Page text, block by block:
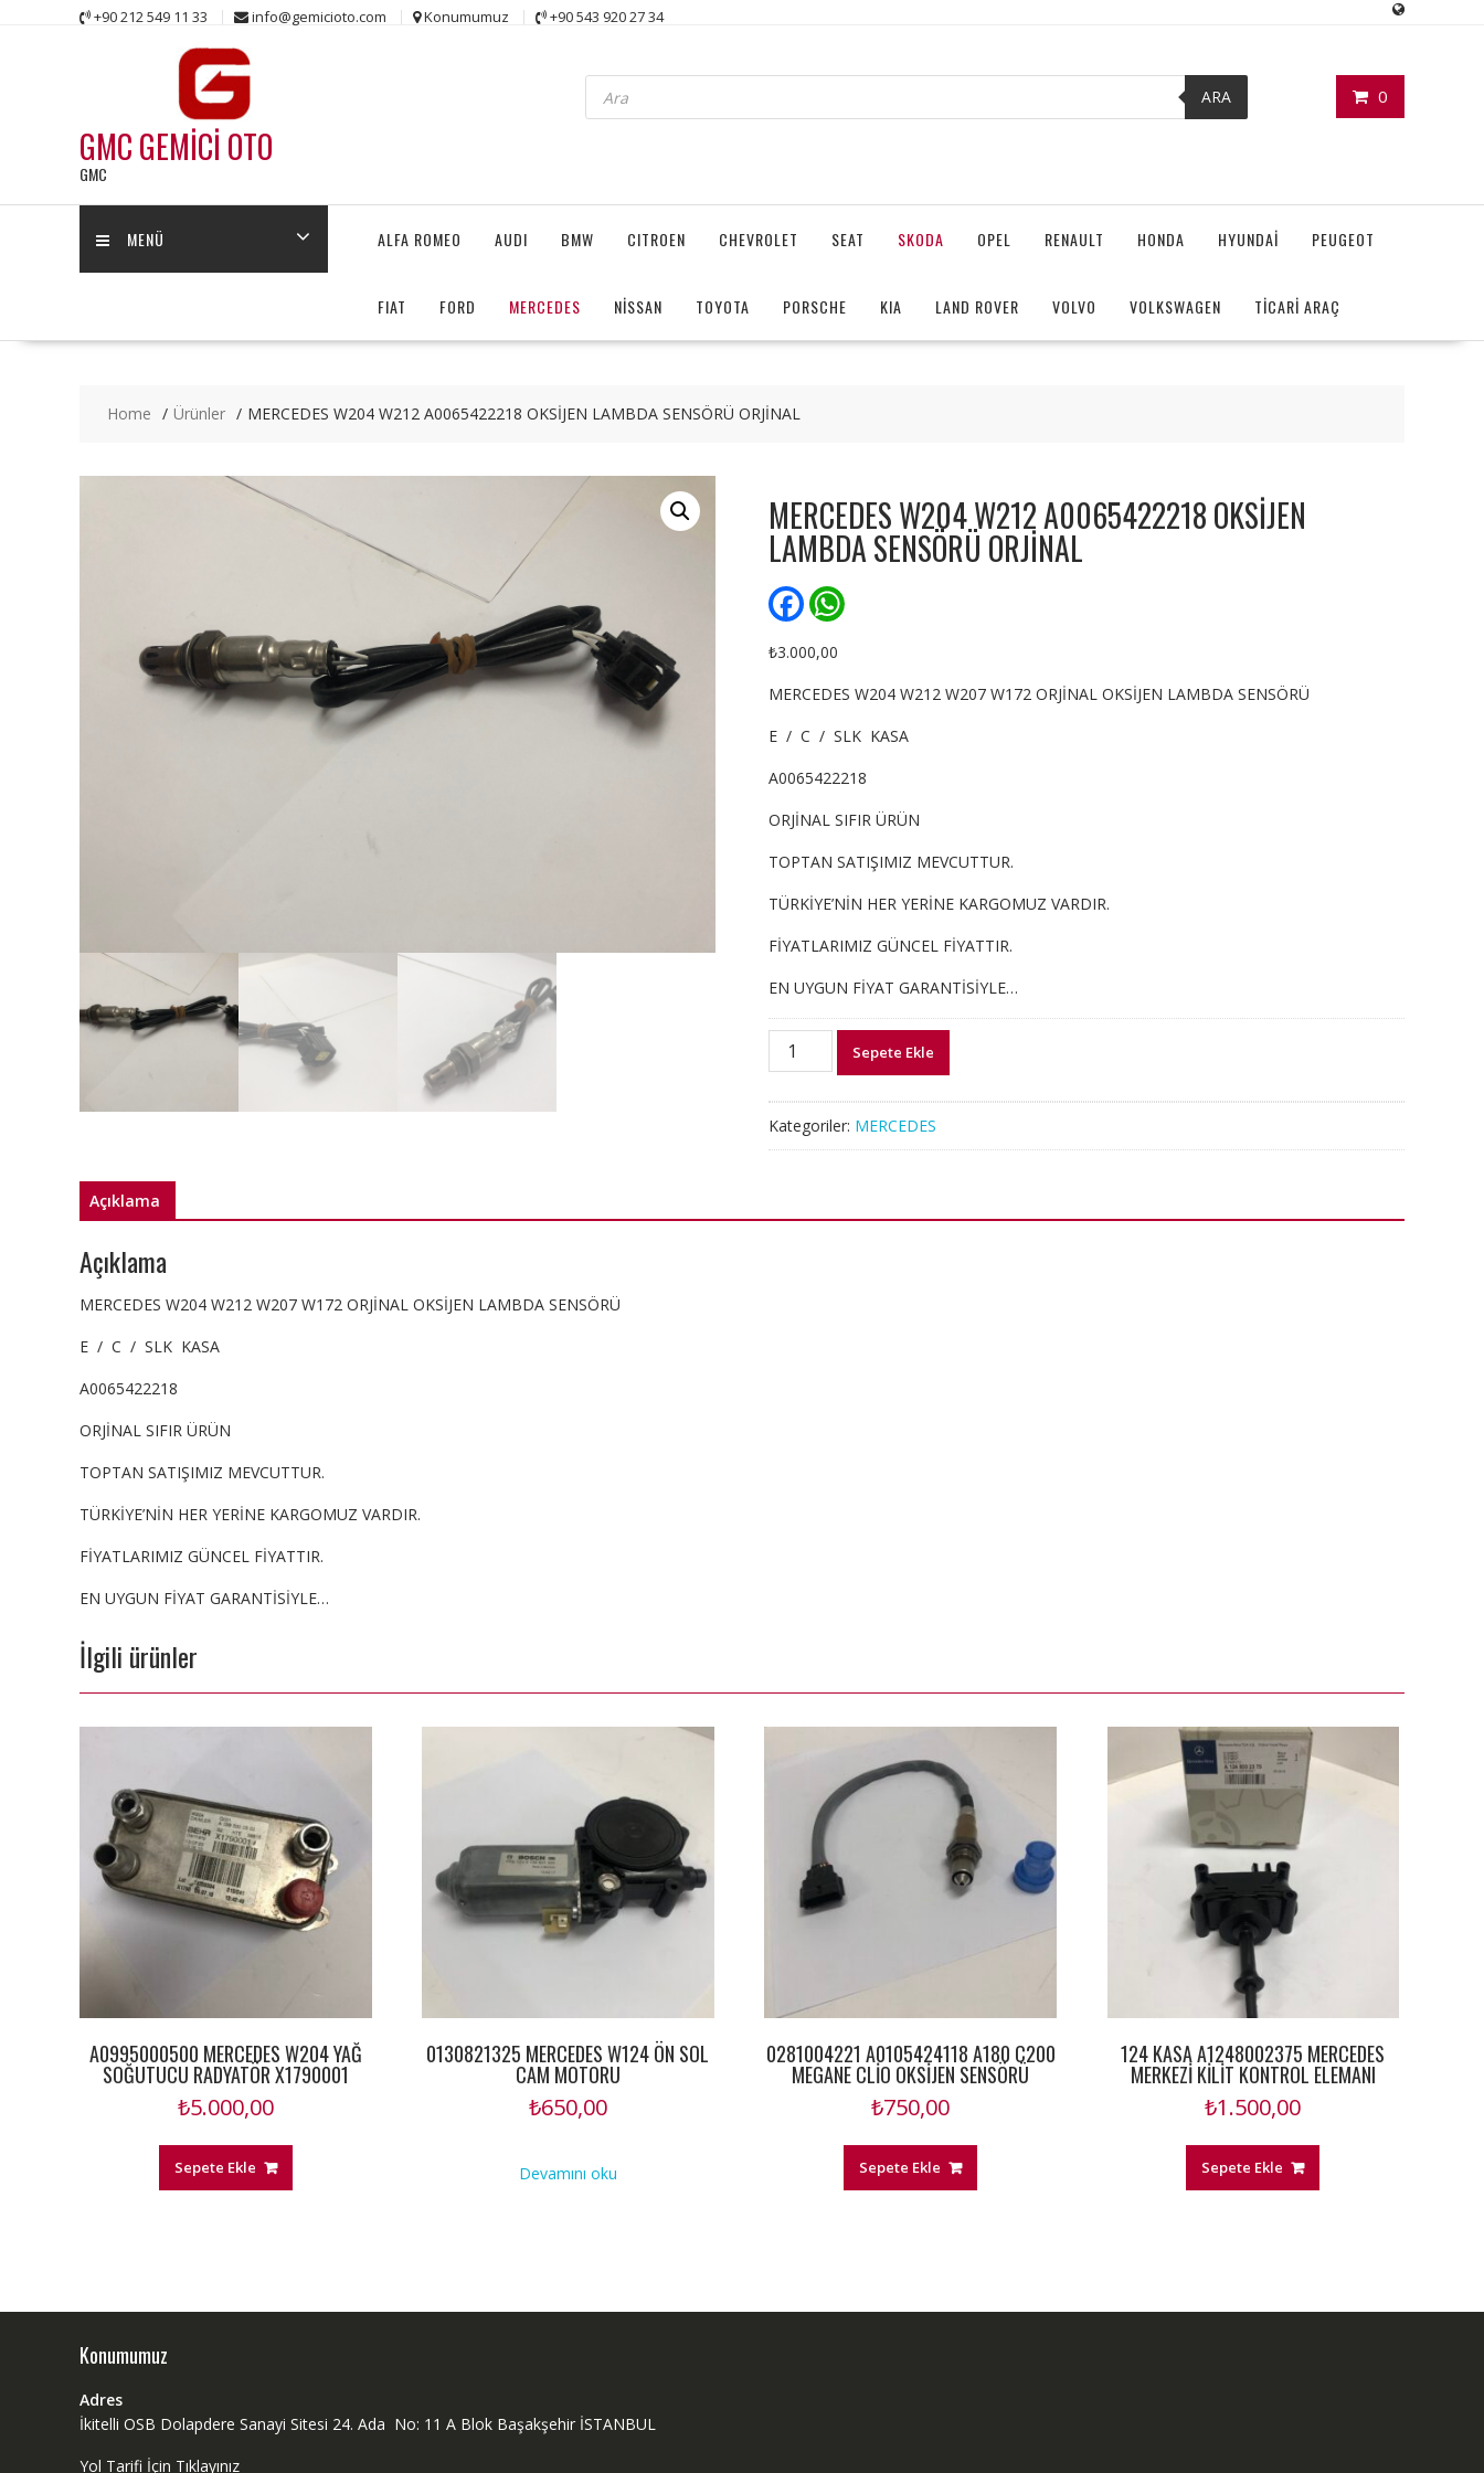
+90 212 549 11 33 info@gemicioto.com Konumumuz +90 543 920 27 34
GMC GEMİCİ OTO
GMC
0
Products
search ARA
MENÜ ALFA ROMEO AUDI BMW CITROEN CHEVROLET SEAT SKODA OPEL RENAULT HONDA HYUNDAİ PEUGEOT
FIAT FORD MERCEDES NİSSAN TOYOTA PORSCHE KIA LAND ROVER VOLVO VOLKSWAGEN TİCARİ ARAÇ
Home Ürünler MERCEDES W204 W212 A0065422218 OKSİJEN LAMBDA SENSÖRÜ ORJİNAL
MERCEDES W204 W212 A0065422218 OKSİJEN
LAMBDA SENSÖRÜ ORJİNAL
F
a
e
b
o
p
₺3.000,00
MERCEDES W204 W212 W207 W172 ORJİNAL OKSİJEN LAMBDA SENSÖRÜ
E / C / SLK KASA
A0065422218
ORJİNAL SIFIR ÜRÜN
TOPTAN SATIŞIMIZ MEVCUTTUR.
TÜRKİYE’NİN HER YERİNE KARGOMUZ VARDIR.
FİYATLARIMIZ GÜNCEL FİYATTIR.
EN UYGUN FİYAT GARANTİSİYLE…
MERCEDES
W204
OKSİJEN
Sepete Ekle
Kategoriler: MERCEDES
Açıklama
Açıklama
MERCEDES W204 W212 W207 W172 ORJİNAL OKSİJEN LAMBDA SENSÖRÜ
E / C / SLK KASA
A0065422218
ORJİNAL SIFIR ÜRÜN
TOPTAN SATIŞIMIZ MEVCUTTUR.
TÜRKİYE’NİN HER YERİNE KARGOMUZ VARDIR.
FİYATLARIMIZ GÜNCEL FİYATTIR.
EN UYGUN FİYAT GARANTİSİYLE…
İlgili ürünler
A0995000500 MERCEDES W204 YAĞ
SOĞUTUCU RADYATÖR X1790001
₺5.000,00
Sepete Ekle
0130821325 MERCEDES W124 ÖN SOL
CAM MOTORU
₺650,00
Devamını oku
0281004221 A0105424118 A180 C200
MEGANE CLİO OKSİJEN SENSÖRÜ
₺750,00
Sepete Ekle
124 KASA A1248002375 MERCEDES
MERKEZİ KİLİT KONTROL ELEMANI
₺1.500,00
Sepete Ekle
Konumumuz
Adres
İkitelli OSB Dolapdere Sanayi Sitesi 24. Ada No: 11 A Blok Başakşehir İSTANBUL
Yol Tarifi İçin Tıklayınız